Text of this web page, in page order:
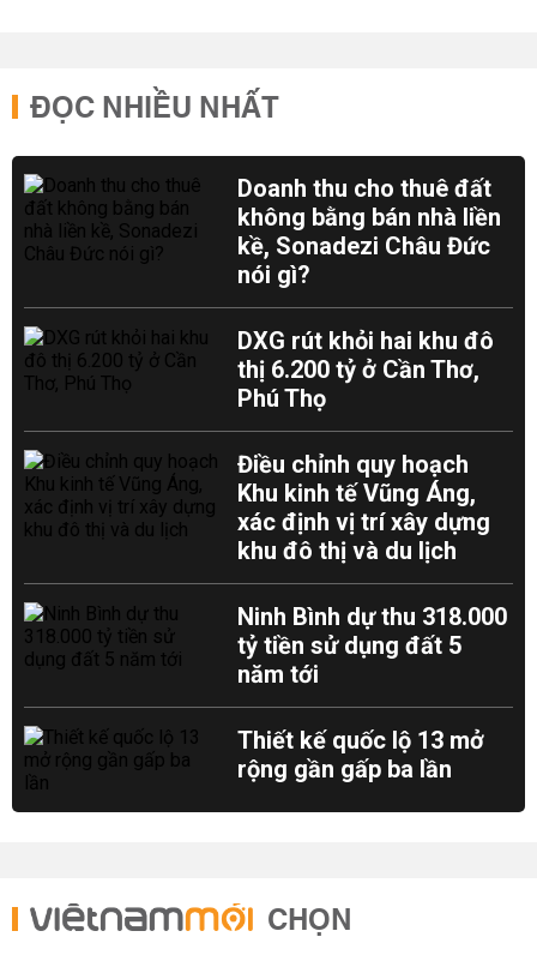
ĐỌC NHIỀU NHẤT
Doanh thu cho thuê đất
không bằng bán nhà liền
kề, Sonadezi Châu Đức
nói gì?
DXG rút khỏi hai khu đô
thị 6.200 tỷ ở Cần Thơ,
Phú Thọ
Điều chỉnh quy hoạch
Khu kinh tế Vũng Áng,
xác định vị trí xây dựng
khu đô thị và du lịch
Ninh Bình dự thu 318.000
tỷ tiền sử dụng đất 5
năm tới
Thiết kế quốc lộ 13 mở
rộng gần gấp ba lần
CHỌN